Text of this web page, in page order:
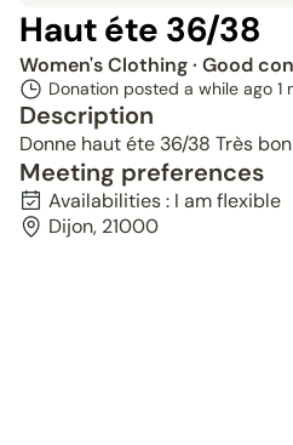
Haut éte 36/38
Women's Clothing· Good
Donation posted a while ago 1
Description
Donne haut éte 36/38 Très
Meeting preferences
Availabilities : I am flexible
Dijon, 21000